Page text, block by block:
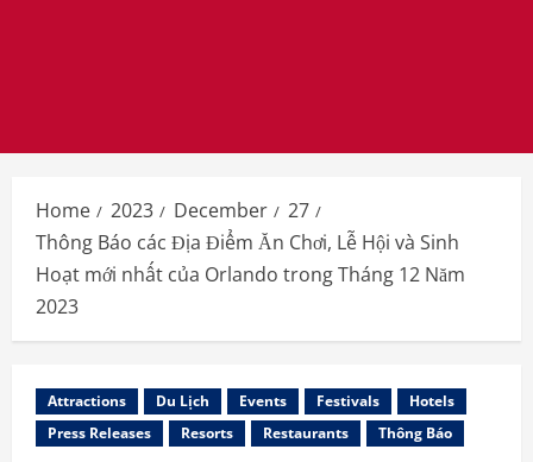
Home 2023 December
27
Thông Báo các Địa Điểm Ăn Chơi, Lễ Hội và Sinh
Hoạt mới nhất của Orlando trong Tháng 12 Năm
2023
Attractions Du Lịch Events Festivals
Hotels
Press Releases
Resorts Restaurants Thông Báo